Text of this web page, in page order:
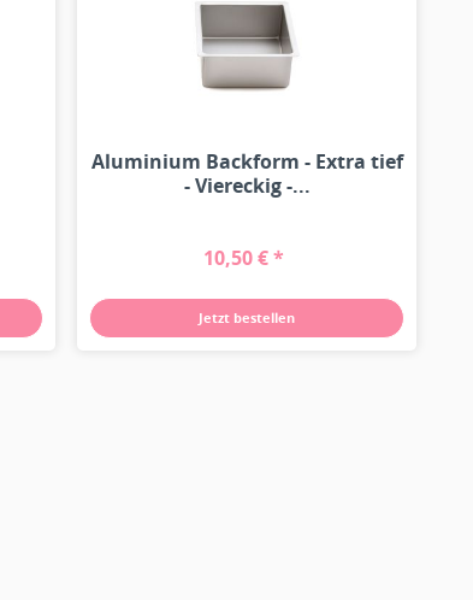
Aluminium Backform - Extra tief
- Viereckig -...
10,50 € *
Jetzt bestellen